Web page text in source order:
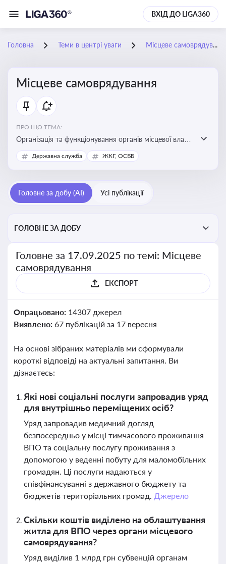
ВХІД ДО LIGA360
Головна Теми в центрі уваги Місцеве самоврядування
Місцеве самоврядування
ПРО ЩО ТЕМА:
Організація та функціонування органів місцевої влади,
які приймають рішення та здійснюють управлінські
функції на рівні місцевих громад (міст, сіл, селищ)
Державна служба ЖКГ, ОСББ
Головне за добу (AI) Усі публікації
ГОЛОВНЕ ЗА ДОБУ
Головне за 17.09.2025 по темі: Місцеве
самоврядування
ЕКСПОРТ
Опрацьовано: 14307 джерел
Виявлено: 67 публікацій за 17 вересня
На основі зібраних матеріалів ми сформували
короткі відповіді на актуальні запитання. Ви
дізнаєтесь:
Які нові соціальні послуги запровадив уряд
для внутрішньо переміщених осіб?
Уряд запровадив медичний догляд
безпосередньо у місці тимчасового проживання
ВПО та соціальну послугу проживання з
допомогою у веденні побуту для маломобільних
громадян. Ці послуги надаються у
співфінансуванні з державного бюджету та
бюджетів територіальних громад. Джерело
Скільки коштів виділено на облаштування
житла для ВПО через органи місцевого
самоврядування?
Уряд виділив 1 млрд грн субвенцій органам